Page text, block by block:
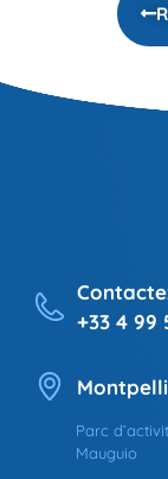
+33 4 99
Parc
Mauguio